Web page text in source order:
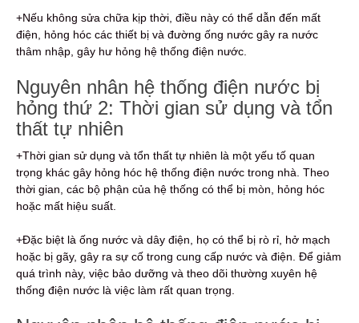
+Nếu không sửa chữa kịp thời, điều này có thể dẫn đến mất
điện, hỏng hóc các thiết bị và đường ống nước gây ra nước
thâm nhập, gây hư hỏng hệ thống điện nước.
Nguyên nhân hệ thống điện nước bị
hỏng thứ 2: Thời gian sử dụng và tổn
thất tự nhiên
+Thời gian sử dụng và tổn thất tự nhiên là một yếu tố quan
trọng khác gây hỏng hóc hệ thống điện nước trong nhà. Theo
thời gian, các bộ phận của hệ thống có thể bị mòn, hỏng hóc
hoặc mất hiệu suất.
+Đặc biệt là ống nước và dây điện, họ có thể bị rò rỉ, hở mạch
hoặc bị gãy, gây ra sự cố trong cung cấp nước và điện. Để giảm
quá trình này, việc bảo dưỡng và theo dõi thường xuyên hệ
thống điện nước là việc làm rất quan trọng.